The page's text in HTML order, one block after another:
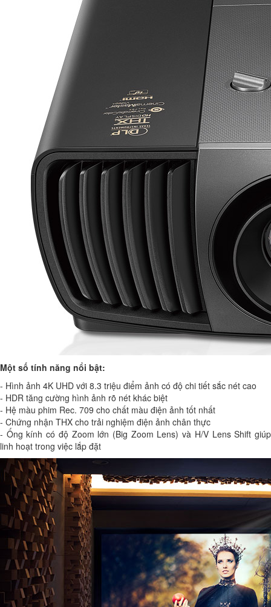
Một số tính năng nổi bật:
- Hình ảnh 4K UHD với 8.3 triệu điểm ảnh có độ chi tiết sắc nét cao
- HDR tăng cường hình ảnh rõ nét khác biệt
- Hệ màu phim Rec. 709 cho chất màu điện ảnh tốt nhất
- Chứng nhận THX cho trải nghiệm điện ảnh chân thực
- Ống kính có độ Zoom lớn (Big Zoom Lens) và H/V Lens Shift giúp
linh hoạt trong việc lắp đặt